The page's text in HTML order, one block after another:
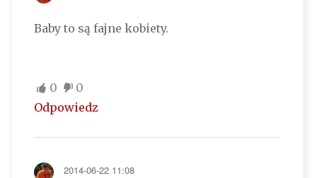
Baby to są fajne kobiety.
0
0
Odpowiedz
2014-06-22 11:08